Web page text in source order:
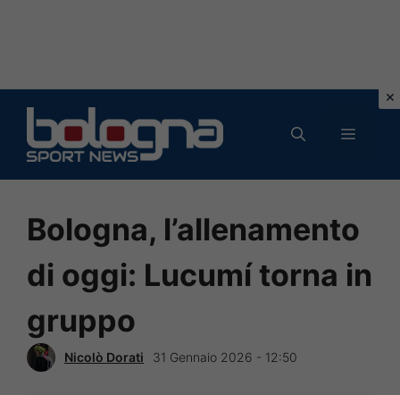
contenuto
MENU
Bologna, l’allenamento
di oggi: Lucumí torna in
gruppo
Nicolò Dorati 31 Gennaio 2026 - 12:50